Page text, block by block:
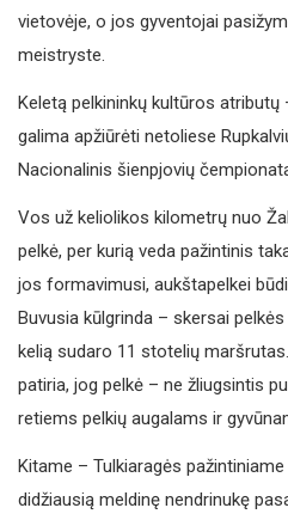
vietovėje, o jos gyventojai
meistryste.
Keletą pelkininkų kultūros atributų
galima apžiūrėti netoliese
Nacionalinis šienpjovių
Vos už keliolikos kilometrų nuo
pelkė, per kurią veda pažintinis
jos formavimusi, aukštapelkei
Buvusia kūlgrinda – skersai
kelią sudaro 11 stotelių
patiria, jog pelkė – ne žliugsintis
retiems pelkių augalams ir
Kitame – Tulkiaragės
didžiausią meldinę nendrinukę